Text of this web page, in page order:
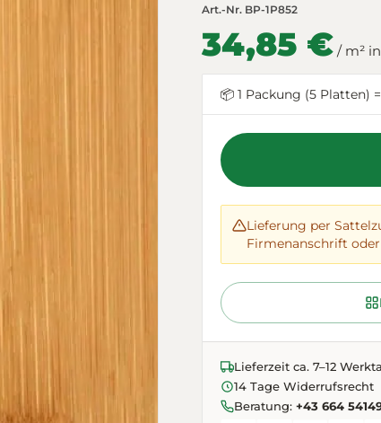
Art.-Nr. BP-1P852
34,85 € / m²
📦 1 Packung (5 Platten) =
Lieferung per
Firmenanschrift
Lieferzeit ca. 7–12
14 Tage Widerrufsrecht
Beratung: +43 664